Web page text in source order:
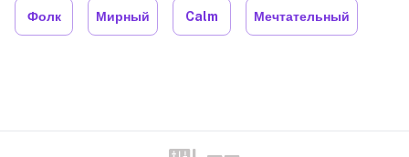
Фолк Мирный Calm Мечтательный